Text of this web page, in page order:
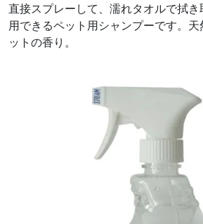
直接スプレーして、濡れタオルで拭
用できるペット用シャンプーです。
ットの香り。